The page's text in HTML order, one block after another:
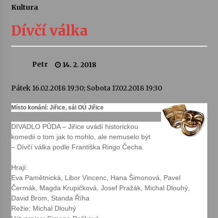
Sukuba Ensemble
4. 8. 2026
Vernisáž výstavy Josefíny Duškové: Stávám se
kapkou
Veselí muzikanti
Pozvánka na integrační festival Quijotova
Letní koncerty ve Stromovce: Kolchoz a
Jenakaši
28. 7. 2026
Kultura
Dívčí válka
Petr 14. 2. 2018
Pátek 16.02.2018 19:30; Sobota 17.02.2018 19:30
Místo konání: Jiřice, sál OÚ Jiřice
DIVADLO PŮDA – Jiřice uvádí historickou
komedii o tom jak to mohlo, ale nemuselo být
– Dívčí válka podle Františka Ringo Čecha.
Hrají:
Eva Pamětnická, Libor Vincenc, Hana Šimonová, Pavel
Čermák, Magda Krupičková, Josef Pražák, Michal Dlouhý,
David Brom, Standa Říha
Režie: Michal Dlouhý